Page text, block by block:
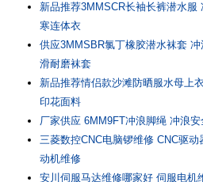
新品推荐3MMSCR长袖长裤潜水服
寒连体衣
供应3MMSBR氯丁橡胶潜水袜套
滑耐磨袜套
新品推荐情侣款沙滩防晒服水母上
印花面料
厂家供应 6MM9FT冲浪脚绳 冲浪安
三菱数控CNC电脑锣维修 CNC驱动
动机维修
安川伺服马达维修哪家好 伺服电机